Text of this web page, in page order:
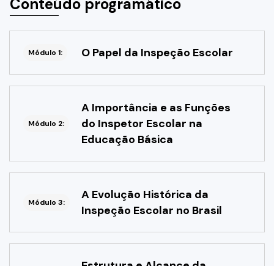
Conteúdo programático
Módulo 1: O Papel da Inspeção Escolar
Módulo 2:
A Importância e as Funções
do Inspetor Escolar na
Educação Básica
Módulo 3:
A Evolução Histórica da
Inspeção Escolar no Brasil